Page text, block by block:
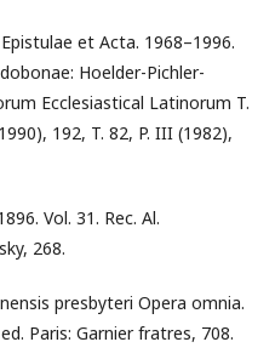
et Acta. 1968–1996.
Hoelder-Pichler-
Ecclesiastical Latinorum T.
192, T. 82, P. III (1982),
Vol. 31. Rec. Al.
268.
presbyteri Opera omnia.
Paris: Garnier fratres, 708.